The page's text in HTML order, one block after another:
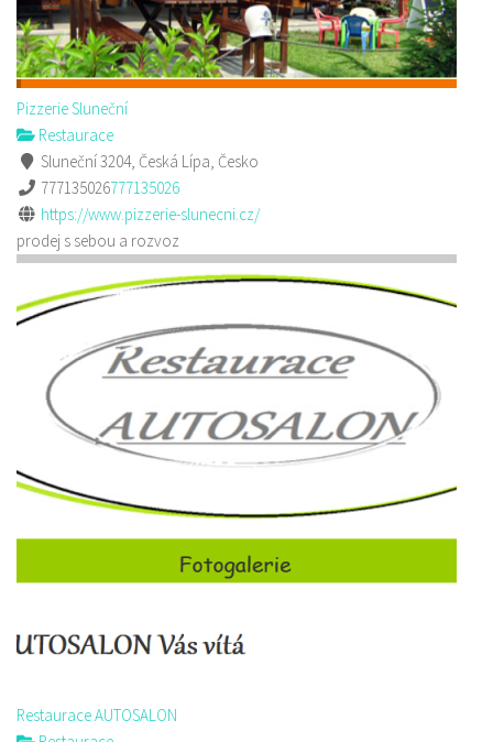
Pizzerie Sluneční
Restaurace
Sluneční 3204, Česká Lípa, Česko
777135026777135026
https://www.pizzerie-slunecni.cz/
prodej s sebou a rozvoz
Restaurace AUTOSALON